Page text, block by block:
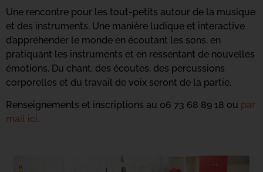
Une rencontre pour les tout-petits autour de la musique
et des instruments. Une manière ludique et interactive
d’appréhender le monde en écoutant les sons, en
pratiquant les instruments et en ressentant de nouvelles
émotions. Du chant, des écoutes, des percussions
corporelles et du travail de voix seront de la partie.
Renseignements et inscriptions au 06 73 68 89 18 ou par
mail ici.